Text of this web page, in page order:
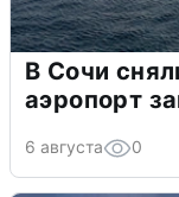
В Сочи
аэропорт
6 августа 0